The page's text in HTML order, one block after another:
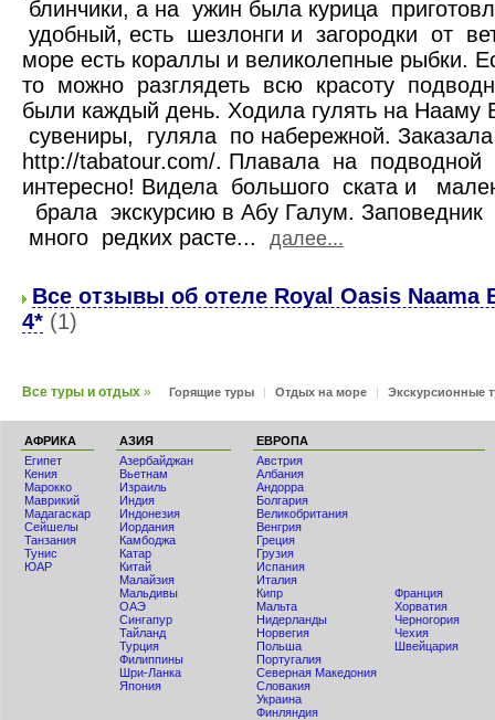
блинчики, а на ужин была курица
удобный, есть шезлонги и загородки от
море есть кораллы и великолепные рыбки.
то можно разглядеть всю красоту
были каждый день. Ходила гулять на Нааму
сувениры, гуляла по набережной.
http://tabatour.com/. Плавала на подводной
интересно! Видела большого ската и
брала экскурсию в Абу Галум. Заповедник
много редких расте... далее...
Все отзывы об отеле Royal Oasis Naama
4* (1)
Все туры и отдых » Горящие туры | Отдых на море | Экскурсионные
АФРИКА
Египет
Кения
Мaрокко
Маврикий
Мадагаскар
Сейшелы
Танзания
Тунис
ЮАР
АЗИЯ
Азербайджан
Вьетнам
Израиль
Индия
Индонезия
Иордания
Камбоджа
Катар
Китай
Малайзия
Мальдивы
ОАЭ
Сингапур
Тайланд
Турция
Филиппины
Шри-Ланка
Япония
ЕВРОПА
Австрия
Албания
Андорра
Болгария
Великобритания
Венгрия
Греция
Грузия
Испания
Италия
Кипр
Мальта
Нидерланды
Норвегия
Польша
Португалия
Северная Македония
Словакия
Украина
Финляндия
Франция
Хорватия
Черногория
Чехия
Швейцария